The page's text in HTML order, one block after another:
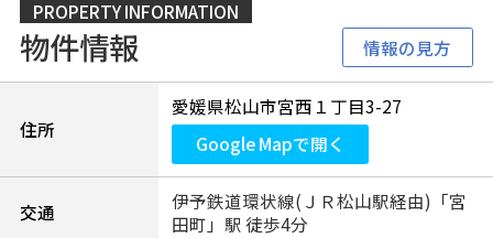
PROPERTY INFORMATION
物件情報 情報の見方
住所
愛媛県松山市宮西１丁目3-27
Google Mapで開く
交通
伊予鉄道環状線(ＪＲ松山駅経由)「宮
田町」駅 徒歩4分